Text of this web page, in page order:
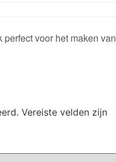
voor het maken van
Vereiste velden zijn